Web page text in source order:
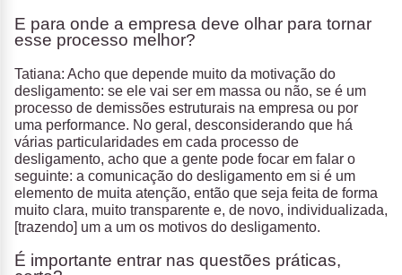
E para onde a empresa deve olhar para tornar
esse processo melhor?
Tatiana: Acho que depende muito da motivação do
desligamento: se ele vai ser em massa ou não, se é um
processo de demissões estruturais na empresa ou por
uma performance. No geral, desconsiderando que há
várias particularidades em cada processo de
desligamento, acho que a gente pode focar em falar o
seguinte: a comunicação do desligamento em si é um
elemento de muita atenção, então que seja feita de forma
muito clara, muito transparente e, de novo, individualizada,
[trazendo] um a um os motivos do desligamento.
É importante entrar nas questões práticas,